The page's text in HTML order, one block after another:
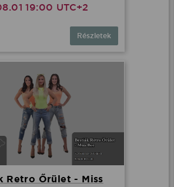
19:00 UTC+2
Részletek
Retro Őrület - Miss